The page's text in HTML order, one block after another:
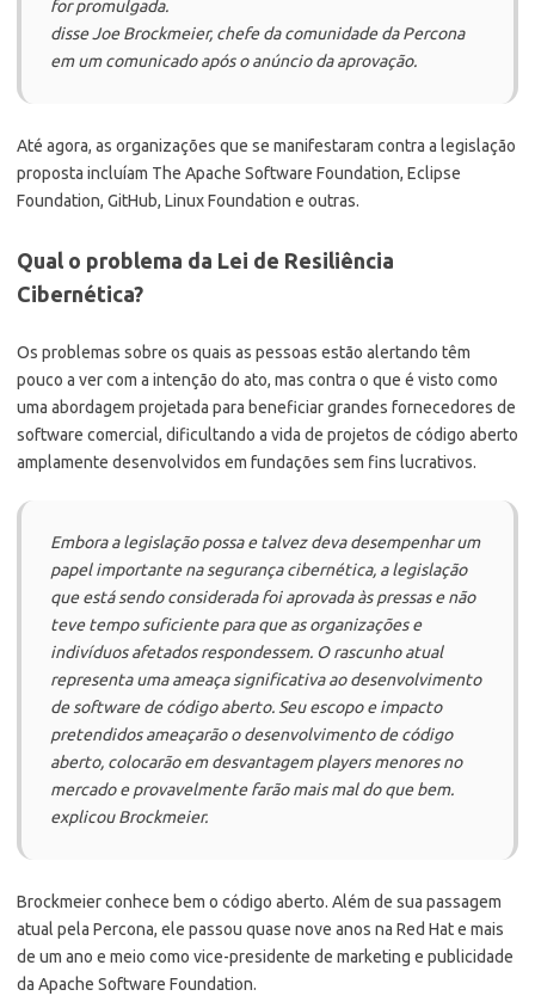
for promulgada.
disse Joe Brockmeier, chefe da comunidade da Percona
em um comunicado após o anúncio da aprovação.
Até agora, as organizações que se manifestaram contra a legislação
proposta incluíam The Apache Software Foundation, Eclipse
Foundation, GitHub, Linux Foundation e outras.
Qual o problema da Lei de Resiliência
Cibernética?
Os problemas sobre os quais as pessoas estão alertando têm
pouco a ver com a intenção do ato, mas contra o que é visto como
uma abordagem projetada para beneficiar grandes fornecedores de
software comercial, dificultando a vida de projetos de código aberto
amplamente desenvolvidos em fundações sem fins lucrativos.
Embora a legislação possa e talvez deva desempenhar um
papel importante na segurança cibernética, a legislação
que está sendo considerada foi aprovada às pressas e não
teve tempo suficiente para que as organizações e
indivíduos afetados respondessem. O rascunho atual
representa uma ameaça significativa ao desenvolvimento
de software de código aberto. Seu escopo e impacto
pretendidos ameaçarão o desenvolvimento de código
aberto, colocarão em desvantagem players menores no
mercado e provavelmente farão mais mal do que bem.
explicou Brockmeier.
Brockmeier conhece bem o código aberto. Além de sua passagem
atual pela Percona, ele passou quase nove anos na Red Hat e mais
de um ano e meio como vice-presidente de marketing e publicidade
da Apache Software Foundation.